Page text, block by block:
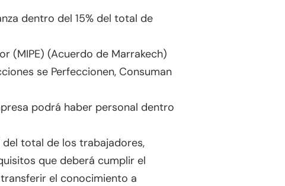
dentro del 15% del total de
(MIPE) (Acuerdo de Marrakech)
se Perfeccionen, Consuman
podrá haber personal dentro
total de los trabajadores,
que deberá cumplir el
el conocimiento a